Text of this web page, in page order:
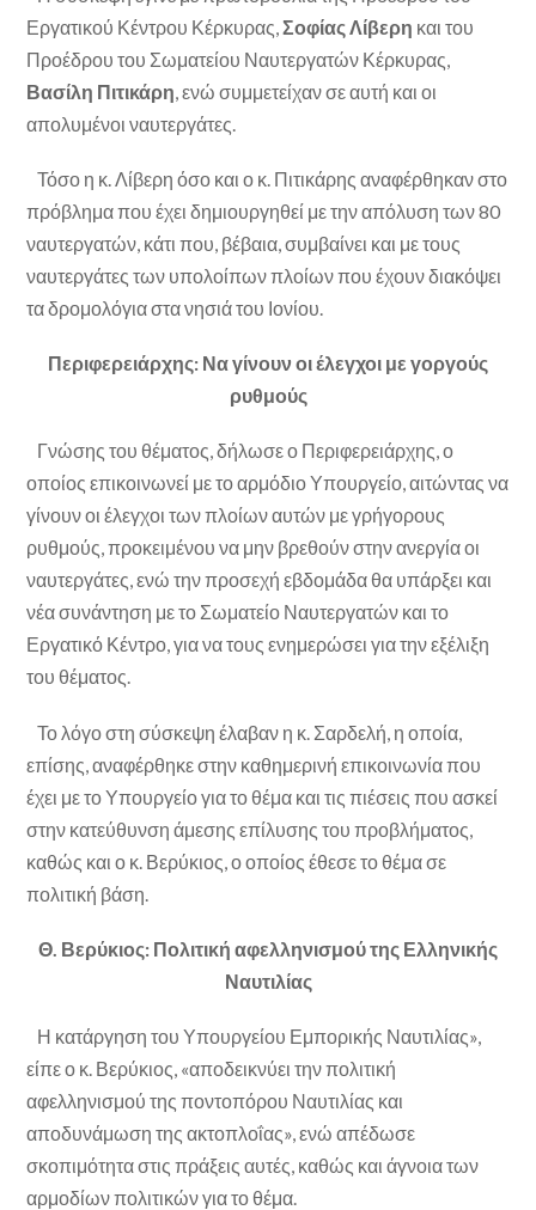
Εργατικού Κέντρου Κέρκυρας,Σοφίας Λίβερη και του
Προέδρου του Σωματείου Ναυτεργατών Κέρκυρας,
Βασίλη Πιτικάρη , ενώ συμμετείχαν σε αυτή και οι
απολυμένοι ναυτεργάτες.
Τόσο η κ. Λίβερη όσο και ο κ. Πιτικάρης αναφέρθηκαν στο
πρόβλημα που έχει δημιουργηθεί με την απόλυση των 80
ναυτεργατών, κάτι που, βέβαια, συμβαίνει και με τους
ναυτεργάτες των υπολοίπων πλοίων που έχουν διακόψει
τα δρομολόγια στα νησιά του Ιονίου.
Περιφερειάρχης: Να γίνουν οι έλεγχοι με γοργούς
ρυθμούς
Γνώσης του θέματος, δήλωσε ο Περιφερειάρχης, ο
οποίος επικοινωνεί με το αρμόδιο Υπουργείο, αιτώντας να
γίνουν οι έλεγχοι των πλοίων αυτών με γρήγορους
ρυθμούς, προκειμένου να μην βρεθούν στην ανεργία οι
ναυτεργάτες, ενώ την προσεχή εβδομάδα θα υπάρξει και
νέα συνάντηση με το Σωματείο Ναυτεργατών και το
Εργατικό Κέντρο, για να τους ενημερώσει για την εξέλιξη
του θέματος.
Το λόγο στη σύσκεψη έλαβαν η κ. Σαρδελή, η οποία,
επίσης, αναφέρθηκε στην καθημερινή επικοινωνία που
έχει με το Υπουργείο για το θέμα και τις πιέσεις που ασκεί
στην κατεύθυνση άμεσης επίλυσης του προβλήματος,
καθώς και ο κ. Βερύκιος, ο οποίος έθεσε το θέμα σε
πολιτική βάση.
Θ. Βερύκιος: Πολιτική αφελληνισμού της Ελληνικής
Ναυτιλίας
Η κατάργηση του Υπουργείου Εμπορικής Ναυτιλίας»,
είπε ο κ. Βερύκιος, «αποδεικνύει την πολιτική
αφελληνισμού της ποντοπόρου Ναυτιλίας και
αποδυνάμωση της ακτοπλοΐας», ενώ απέδωσε
σκοπιμότητα στις πράξεις αυτές, καθώς και άγνοια των
αρμοδίων πολιτικών για το θέμα.